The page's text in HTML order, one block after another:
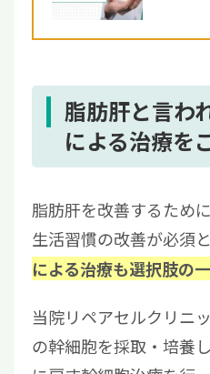
脂肪肝と言わ
による治療を
脂肪肝を改善するため
生活習慣の改善が必須
による治療も選択肢の
当院リペアセルクリニ
の幹細胞を採取・培養